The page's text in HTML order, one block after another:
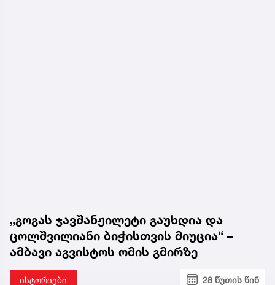
„გოგას ჯავშანჟილეტი გაუხდია და
ცოლშვილიანი ბიჭისთვის მიუცია“ –
ამბავი აგვისტოს ომის გმირზე
ისტორიები 28 წუთის წინ